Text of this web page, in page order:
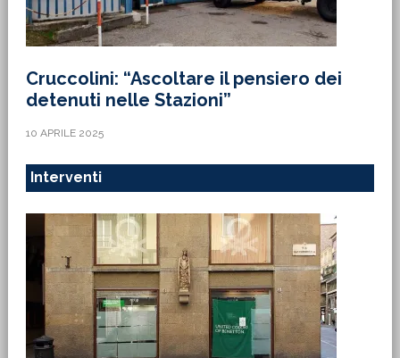
Cruccolini: “Ascoltare il pensiero dei
detenuti nelle Stazioni”
10 APRILE 2025
Interventi